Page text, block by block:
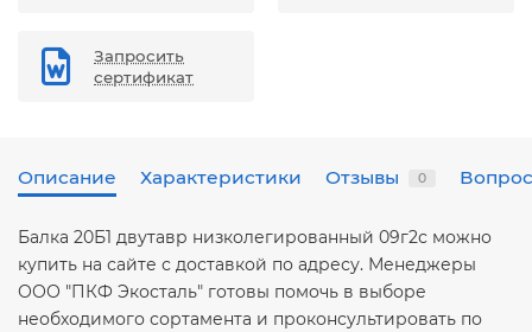
Запросить
сертификат
Описание Характеристики Отзывы 0
Балка 20Б1 двутавр низколегированный 09г2с можно
купить на сайте с доставкой по адресу. Менеджеры
ООО "ПКФ Экосталь" готовы помочь в выборе
необходимого сортамента и проконсультировать по